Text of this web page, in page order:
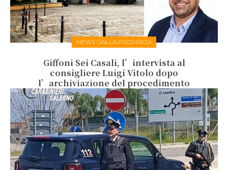
NEWS DALLA PROVINCIA
Giffoni Sei Casali, l’intervista al
consigliere Luigi Vitolo dopo
l’archiviazione del procedimento